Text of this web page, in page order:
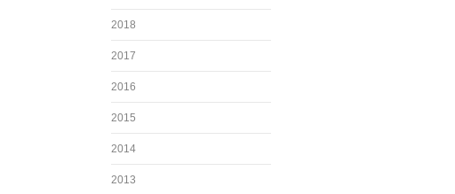
2018
2017
2016
2015
2014
2013